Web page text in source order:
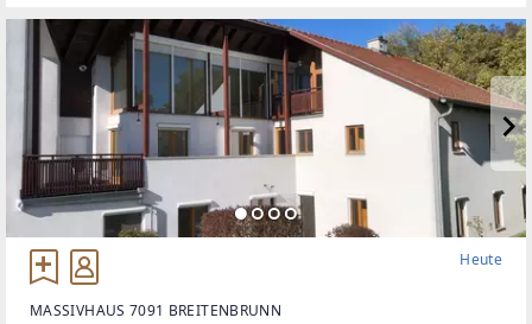
1100
Heute
MASSIVHAUS 7091 BREITENBRUNN